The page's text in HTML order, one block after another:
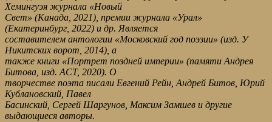
Хемингуэя журнала «Новый
Свет» (Канада, 2021), премии журнала «Урал»
(Екатеринбург, 2022) и др. Является
составителем антологии «Московский год поэзии» (изд. У
Никитских ворот, 2014), а
также книги «Портрет поздней империи» (памяти Андрея
Битова, изд. АСТ, 2020). О
творчестве поэта писали Евгений Рейн, Андрей Битов, Юрий
Кублановский, Павел
Басинский, Сергей Шаргунов, Максим Замшев и другие
выдающиеся авторы.